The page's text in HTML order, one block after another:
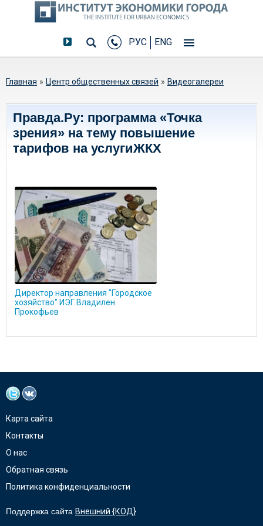
РУС ENG
Вы здесь
Главная » Центр общественных связей » Видеогалереи
Правда.Ру: программа «Точка
зрения» на тему повышение
тарифов на услугиЖКХ
Директор направления "Городское
хозяйство" ИЭГ Владилен
Прокофьев
Карта сайта
Контакты
О нас
Обратная связь
Политика конфиденциальности
Поддержка сайта Внешний {КОД}